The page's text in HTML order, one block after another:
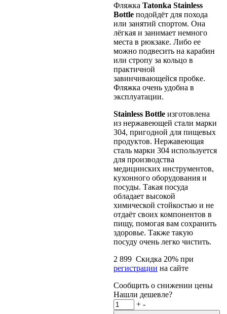
Фляжка Tatonka Stainless
Bottle подойдёт для похода
или занятий спортом. Она
лёгкая и занимает немного
места в рюкзаке. Либо ее
можно подвесить на карабин
или стропу за кольцо в
практичной
завинчивающейся пробке.
Фляжка очень удобна в
эксплуатации.
Stainless Bottle изготовлена
из нержавеющей стали марки
304, пригодной для пищевых
продуктов. Нержавеющая
сталь марки 304 используется
для производства
медицинских инструментов,
кухонного оборудования и
посуды. Такая посуда
обладает высокой
химической стойкостью и не
отдаёт своих компонентов в
пищу, помогая вам сохранить
здоровье. Также такую
посуду очень легко чистить.
2 899 Скидка 20% при
регистрации на сайте
Сообщить о снижении цены
Нашли дешевле?
+ -